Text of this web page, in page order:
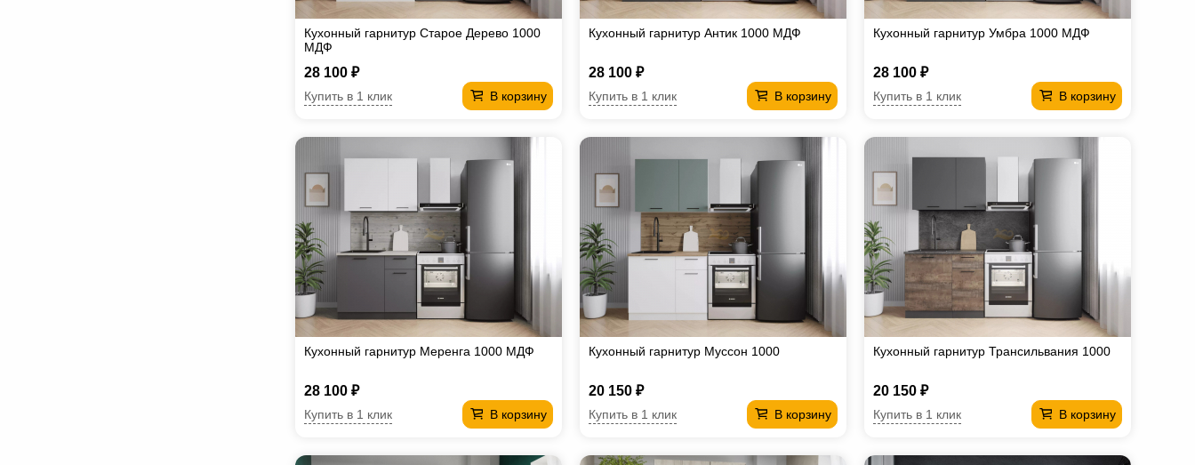
Кухонный гарнитур Старое Дерево 1000
МДФ
28 100 ₽
В корзину
Купить в 1 клик
Кухонный гарнитур Антик 1000 МДФ
28 100 ₽
В корзину
Купить в 1 клик
Кухонный гарнитур Умбра 1000 МДФ
28 100 ₽
В корзину
Купить в 1 клик
Кухонный гарнитур Меренга 1000 МДФ
28 100 ₽
В корзину
Купить в 1 клик
Кухонный гарнитур Муссон 1000
20 150 ₽
В корзину
Купить в 1 клик
Кухонный гарнитур Трансильвания 1000
20 150 ₽
В корзину
Купить в 1 клик